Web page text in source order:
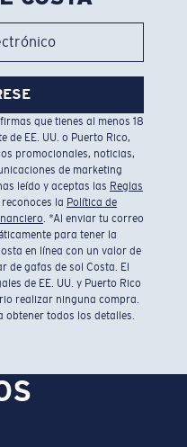
que tienes al menos 18
de EE. UU. o Puerto Rico,
promocionales, noticias,
de marketing
leído y aceptas las Reglas
la Política de
. *Al enviar tu correo
para tener la
en línea con un valor de
de gafas de sol Costa. El
de EE. UU. y Puerto Rico
realizar ninguna compra.
obtener todos los detalles.